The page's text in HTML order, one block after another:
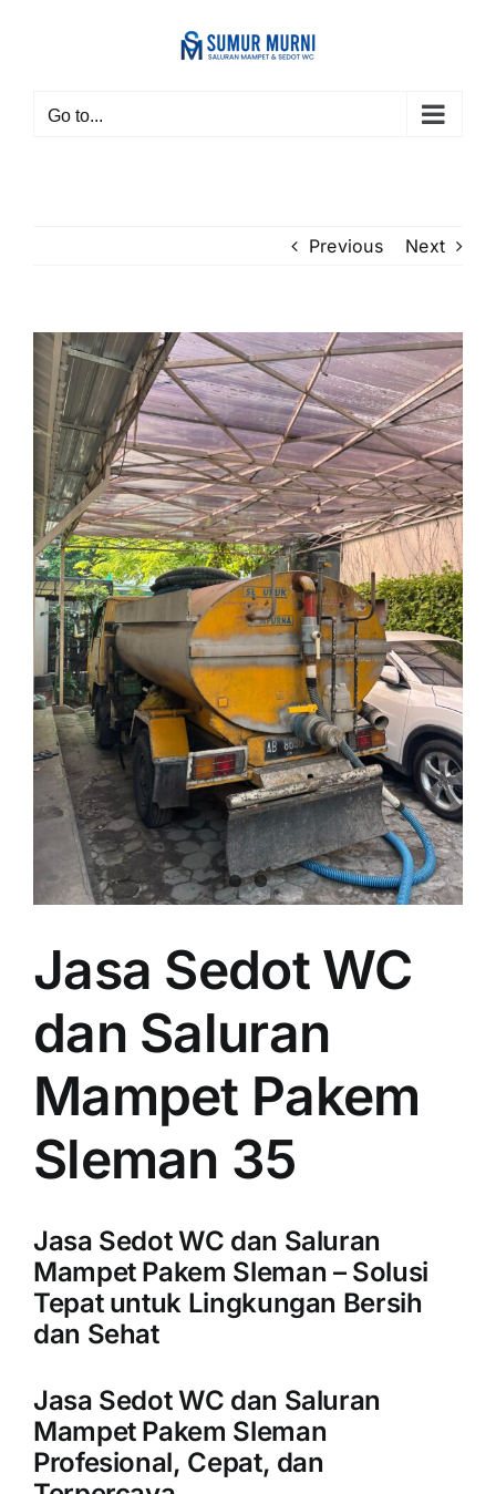
Go to...
Previous Next
View
Larger
Image
Jasa Sedot WC
dan Saluran
Mampet Pakem
Sleman 35
Jasa Sedot WC dan Saluran
Mampet Pakem Sleman – Solusi
Tepat untuk Lingkungan Bersih
dan Sehat
Jasa Sedot WC dan Saluran
Mampet Pakem Sleman
Profesional, Cepat, dan